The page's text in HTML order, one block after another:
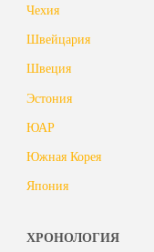
Чехия
Швейцария
Швеция
Эстония
ЮАР
Южная Корея
Япония
ХРОНОЛОГИЯ